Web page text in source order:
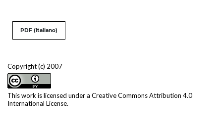
Copyright (c) 2007
This work is licensed under a Creative Commons Attribution 4.0
International License.
PDF (Italiano)